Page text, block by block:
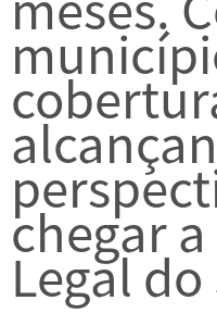
chegar
Legal